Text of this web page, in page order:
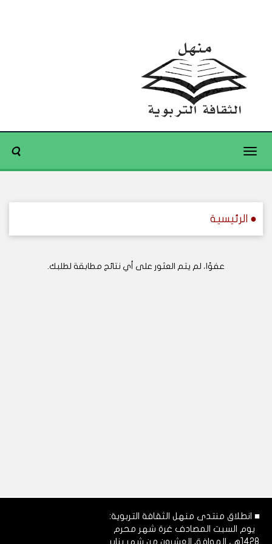
Toggle
● الرئيسية
عفوًا، لم يتم العثور على أي نتائج مطابقة لطلبك.
■ انطلاق منتدى منهل الثقافة التربوية:
يوم السبت المصادف غرة شهر محرم
1428هـ، الموافق العشرون من شهر يناير